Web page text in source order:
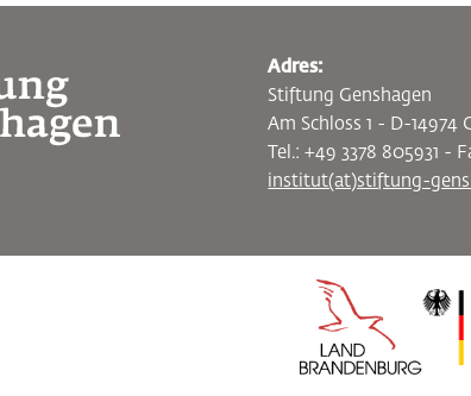
Adres:
Stiftung Genshagen
Am Schloss 1 - D-14974
Tel.: +49 3378 805931 -
institut(at)stiftung-